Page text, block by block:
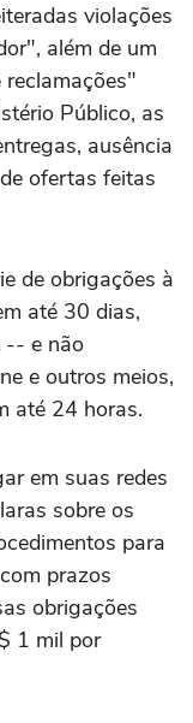
violações
além de um
Público, as
ausência
ofertas feitas
de obrigações à
até 30 dias,
-- e não
e outros meios,
até 24 horas.
em suas redes
sobre os
para
prazos
obrigações
1 mil por